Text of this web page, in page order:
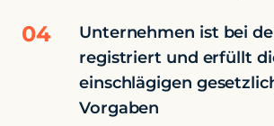
04
Unternehmen ist bei
registriert und erfüllt
einschlägigen
Vorgaben